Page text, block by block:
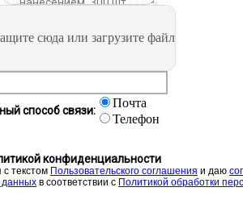
сюда или загрузите файл
способ связи:
Почта
Телефон
конфиденциальности
текстом Пользовательского соглашения и даю
данных в соответствии с Политикой обработки